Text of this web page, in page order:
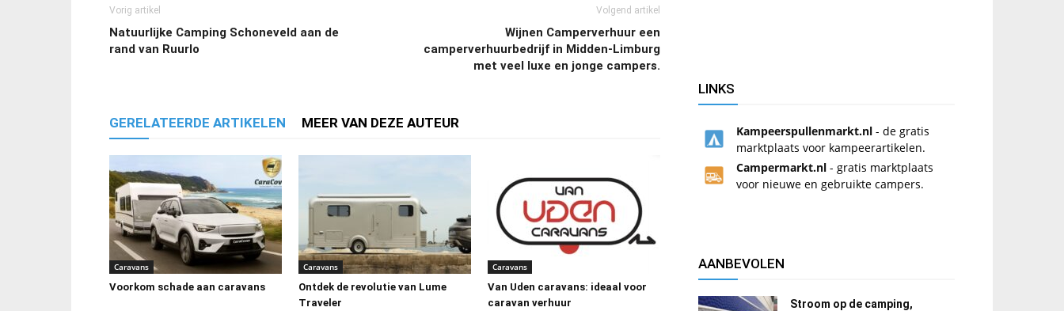
Vorig artikel
Natuurlijke Camping Schoneveld aan de
rand van Ruurlo
Volgend artikel
Wijnen Camperverhuur een
camperverhuurbedrijf in Midden-Limburg
met veel luxe en jonge campers.
GERELATEERDE ARTIKELEN MEER VAN DEZE AUTEUR
Caravans
Voorkom schade aan caravans
Caravans
Ontdek de revolutie van Lume
Traveler
Caravans
Van Uden caravans: ideaal voor
caravan verhuur
LINKS
Kampeerspullenmarkt.nl - de gratis
marktplaats voor kampeerartikelen.
Campermarkt.nl - gratis marktplaats
voor nieuwe en gebruikte campers.
AANBEVOLEN
Stroom op de camping,